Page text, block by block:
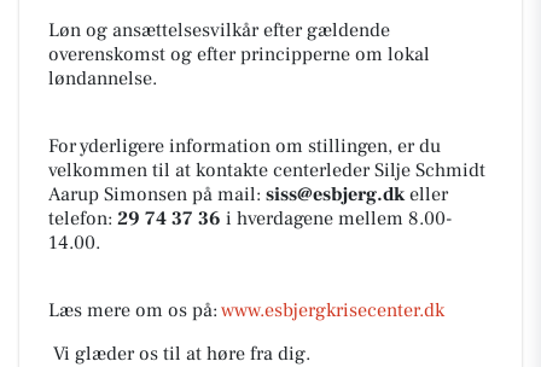
Løn og ansættelsesvilkår efter gældende
overenskomst og efter principperne om lokal
løndannelse.
For yderligere information om stillingen, er du
velkommen til at kontakte centerleder Silje Schmidt
Aarup Simonsen på mail: siss@esbjerg.dkeller
telefon: 29 74 37 36 i hverdagene mellem 8.00-
14.00.
Læs mere om os på: www.esbjergkrisecenter.dk
Vi glæder os til at høre fra dig.